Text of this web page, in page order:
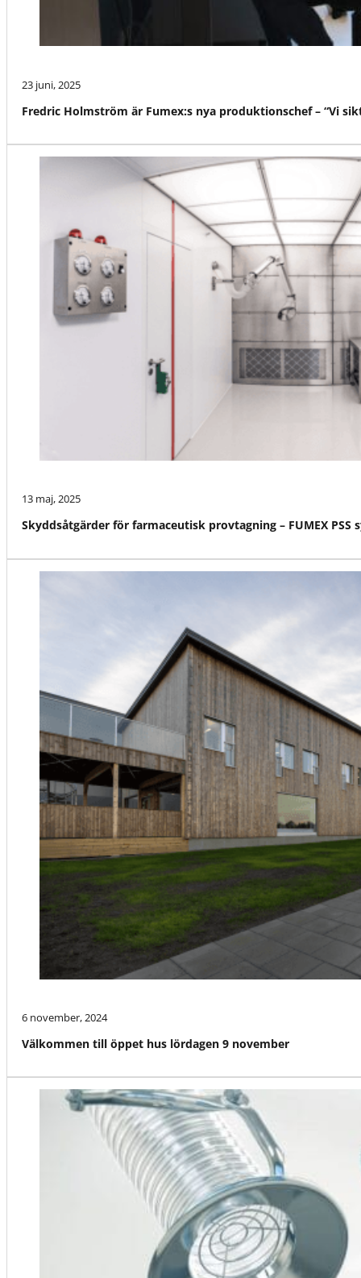
23 juni, 2025
Fredric Holmström är Fumex:s nya produktionschef – “Vi
13 maj, 2025
Skyddsåtgärder för farmaceutisk provtagning – FUMEX PSS
6 november, 2024
Välkommen till öppet hus lördagen 9 november